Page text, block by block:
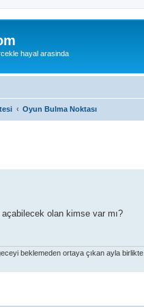
hayal arasinda
Oyun Bulma Noktası
olan kimse var mı?
beklemeden ortaya çıkan ayla birlikte.